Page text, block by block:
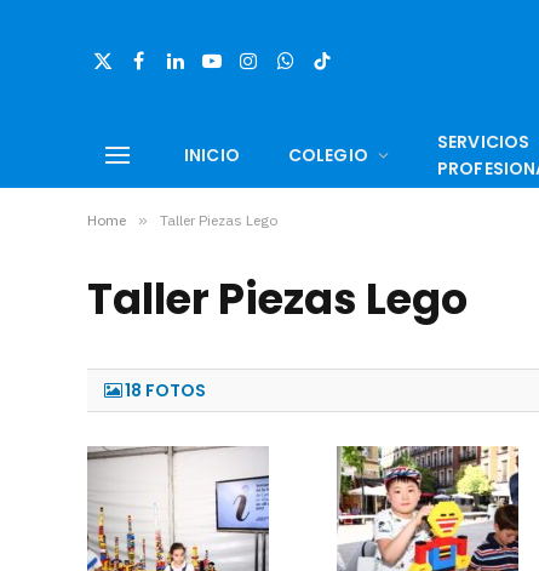
X
Facebook
LinkedInYouTubeInstagram
WhatsApp
TikTok
INICIO COLEGIO
SERVICIOS
Home » Taller Piezas Lego
Taller Piezas Lego
18 FOTOS